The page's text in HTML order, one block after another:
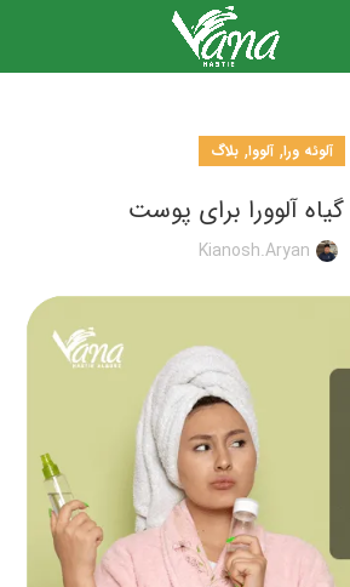
آلوئه ورا,آلووا,بلاگ
آلوورا برای پوست
Kianosh.aryan